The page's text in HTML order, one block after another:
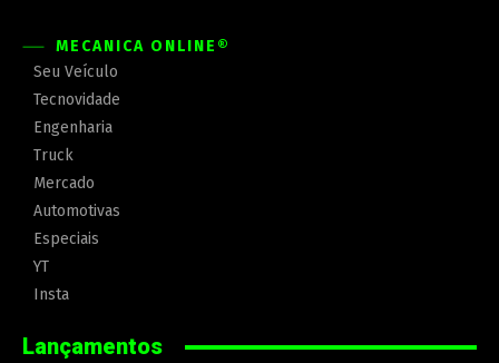
MECÂNICA ONLINE®
Seu Veículo
Tecnovidade
Engenharia
Truck
Mercado
Automotivas
Especiais
YT
Insta
Lançamentos